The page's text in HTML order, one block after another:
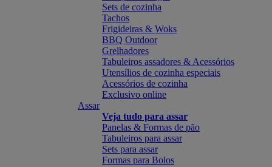
Sets de cozinha
Tachos
Frigideiras & Woks
BBQ Outdoor
Grelhadores
Tabuleiros assadores & Acessórios
Utensílios de cozinha especiais
Acessórios de cozinha
Exclusivo online
Assar
Veja tudo para assar
Panelas & Formas de pão
Tabuleiros para assar
Sets para assar
Formas para Bolos